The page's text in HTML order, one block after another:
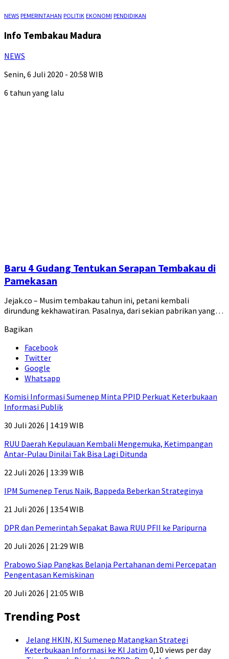
NEWS PEMERINTAHAN POLITIK EKONOMI PENDIDIKAN
Info Tembakau Madura
NEWS
Senin, 6 Juli 2020 - 20:58 WIB
6 tahun yang lalu
Baru 4 Gudang Tentukan Serapan Tembakau di
Pamekasan
Jejak.co – Musim tembakau tahun ini, petani kembali
dirundung kekhawatiran. Pasalnya, dari sekian pabrikan yang…
Bagikan
Facebook
Twitter
Google
Whatsapp
Komisi Informasi Sumenep Minta PPID Perkuat Keterbukaan
Informasi Publik
30 Juli 2026 | 14:19 WIB
RUU Daerah Kepulauan Kembali Mengemuka, Ketimpangan
Antar-Pulau Dinilai Tak Bisa Lagi Ditunda
22 Juli 2026 | 13:39 WIB
IPM Sumenep Terus Naik, Bappeda Beberkan Strateginya
21 Juli 2026 | 13:54 WIB
DPR dan Pemerintah Sepakat Bawa RUU PFII ke Paripurna
20 Juli 2026 | 21:29 WIB
Prabowo Siap Pangkas Belanja Pertahanan demi Percepatan
Pengentasan Kemiskinan
20 Juli 2026 | 21:05 WIB
Trending Post
Jelang HKIN, KI Sumenep Matangkan Strategi
Keterbukaan Informasi ke KI Jatim 0,10 views per day